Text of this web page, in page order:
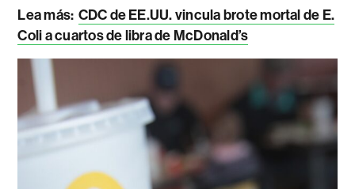
Lea más: CDC de EE.UU. vincula brote mortal de E.
Coli a cuartos de libra de McDonald’s